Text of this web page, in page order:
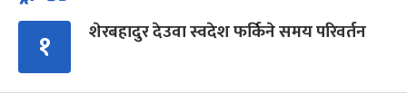
१ शेरबहादुर देउवा स्वदेश फर्किने समय परिवर्तन